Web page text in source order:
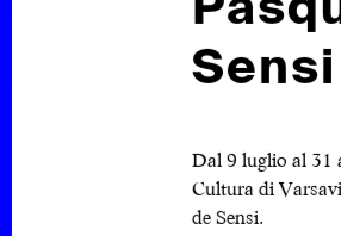
Sensi
Dal 9 luglio al 31
Cultura di
de Sensi.